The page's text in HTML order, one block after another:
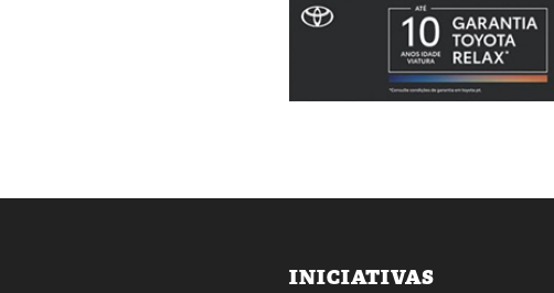
INICIATIVAS